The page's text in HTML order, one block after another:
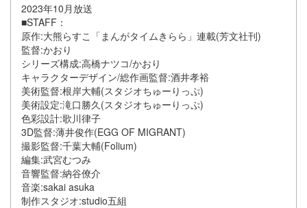
2023年10月放送
■STAFF：
原作:大熊らすこ「まんがタイムきらら」連載(芳文社刊)
監督:かおり
シリーズ構成:高橋ナツコ/かおり
キャラクターデザイン/総作画監督:酒井孝裕
美術監督:根岸大輔(スタジオちゅーりっぷ)
美術設定:滝口勝久(スタジオちゅーりっぷ)
色彩設計:歌川律子
3D監督:薄井俊作(EGG OF MIGRANT)
撮影監督:千葉大輔(Folium)
編集:武宮むつみ
音響監督:納谷僚介
音楽:sakai asuka
制作スタジオ:studio五組